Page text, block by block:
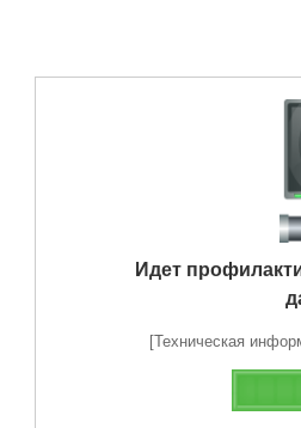
Идет
[Техническая